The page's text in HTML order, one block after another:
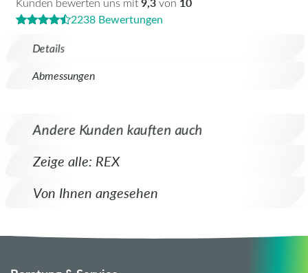
Details
Abmessungen
2238 Bewertungen
Andere Kunden kauften auch
Zeige alle: REX
Von Ihnen angesehen